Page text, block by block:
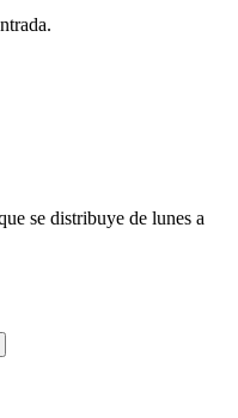
se distribuye de lunes a